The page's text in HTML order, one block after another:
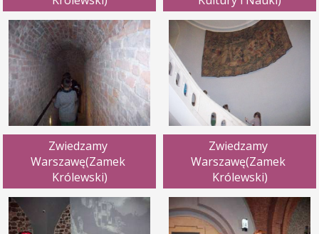
Zwiedzamy
Warszawę(Zamek
Królewski)
Zwiedzamy
Warszawę(Zamek
Królewski)